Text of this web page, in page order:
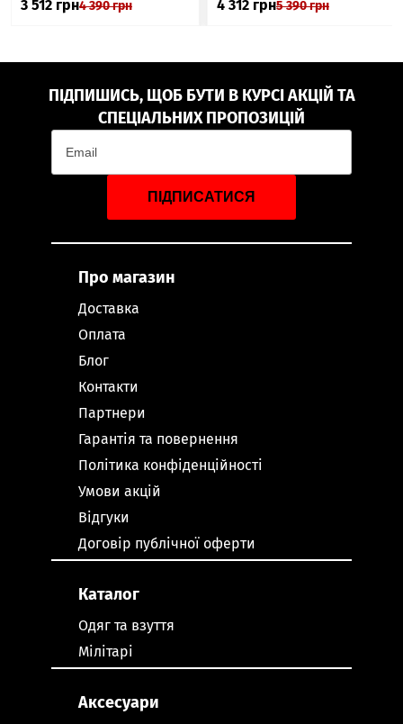
3 512 грн4 390грн 4 312 грн5 390грн
ПІДПИШИСЬ, ЩОБ БУТИ В КУРСІ АКЦІЙ ТА
СПЕЦІАЛЬНИХ ПРОПОЗИЦІЙ
ПІДПИСАТИСЯ
Про магазин
Доставка
Оплата
Блог
Контакти
Партнери
Гарантія та повернення
Політика конфіденційності
Умови акцій
Відгуки
Договір публічної оферти
Каталог
Одяг та взуття
Мілітарі
Аксесуари